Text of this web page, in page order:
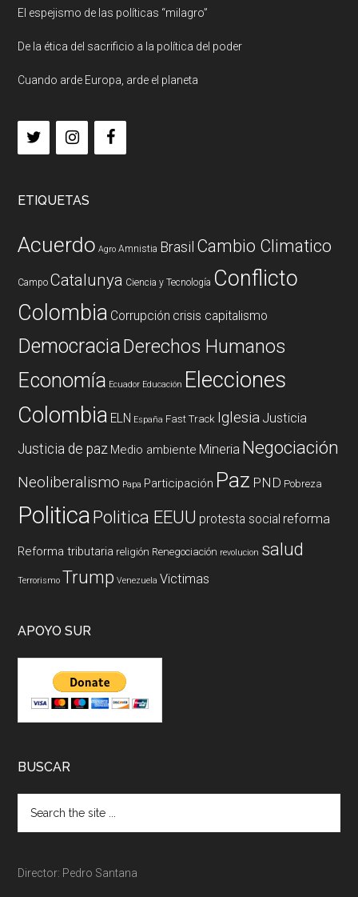
El espejismo de las políticas “milagro”
De la ética del sacrificio a la política del poder
Cuando arde Europa, arde el planeta
ETIQUETAS
Acuerdo Agro Amnistia Brasil Cambio Climatico
Campo Catalunya Ciencia y Tecnología Conflicto
Colombia Corrupción crisis capitalismo
DemocraciaDerechos Humanos
Economía Ecuador Educación Elecciones
Colombia ELN España Fast Track Iglesia Justicia
Justicia de paz Medio ambiente Mineria Negociación
Neoliberalismo Papa Participación Paz PND Pobreza
PoliticaPolitica EEUU protesta social reforma
Reforma tributaria religión Renegociación revolucion salud
Terrorismo Trump Venezuela Victimas
APOYO SUR
BUSCAR
Director: Pedro Santana